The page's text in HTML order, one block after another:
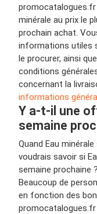
promocatalogues.fr
minérale au prix le
prochain achat.
informations utiles
le procurer, ainsi
conditions
concernant la
informations
Y a-t-il une
semaine
Quand Eau
voudrais savoir si
semaine prochaine
Beaucoup de
en fonction des
promocatalogues.fr